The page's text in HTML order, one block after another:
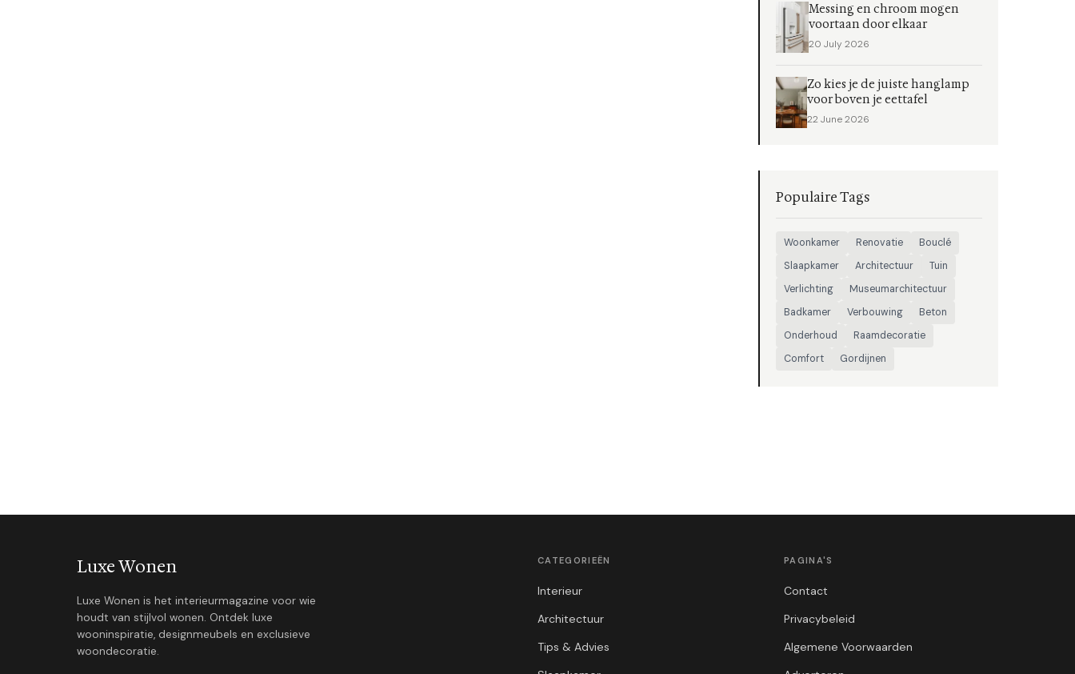
Messing en chroom mogen
voortaan door elkaar
20 July 2026
Zo kies je de juiste hanglamp
voor boven je eettafel
22 June 2026
Populaire Tags
Woonkamer Renovatie
Bouclé
Slaapkamer
Architectuur
Tuin
Verlichting
Museumarchitectuur
Badkamer
Verbouwing
Beton
Onderhoud
Raamdecoratie
Comfort
Gordijnen
Luxe Wonen
Luxe Wonen is het interieurmagazine voor wie
houdt van stijlvol wonen. Ontdek luxe
wooninspiratie, designmeubels en exclusieve
woondecoratie.
CATEGORIEËN
Interieur
Architectuur
Tips & Advies
PAGINA'S
Contact
Privacybeleid
Algemene Voorwaarden